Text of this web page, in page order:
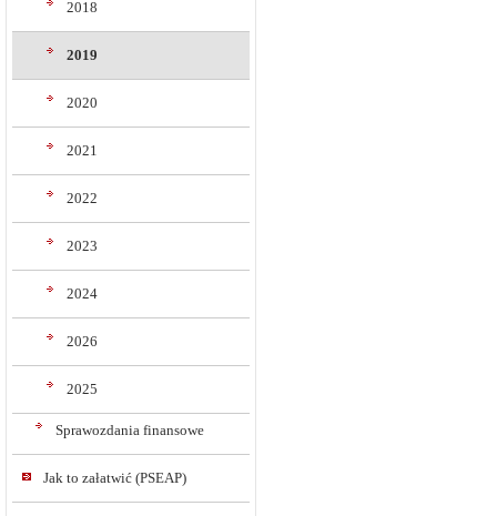
2018
2019
2020
2021
2022
2023
2024
2026
2025
Sprawozdania finansowe
Jak to załatwić (PSEAP)